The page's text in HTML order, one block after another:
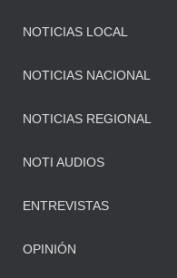
NOTICIAS LOCAL
NOTICIAS NACIONAL
NOTICIAS REGIONAL
NOTI AUDIOS
ENTREVISTAS
OPINIÓN